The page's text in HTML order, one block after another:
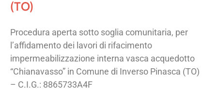
(TO)
Procedura aperta sotto soglia comunitaria, per
l’affidamento dei lavori di rifacimento
impermeabilizzazione interna vasca acquedotto
“Chianavasso” in Comune di Inverso Pinasca (TO)
– C.I.G.: 8865733A4F